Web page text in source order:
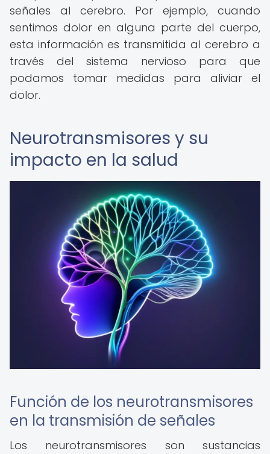
señales al cerebro. Por ejemplo, cuando
sentimos dolor en alguna parte del cuerpo,
esta información es transmitida al cerebro a
través del sistema nervioso para que
podamos tomar medidas para aliviar el
dolor.
Neurotransmisores y su
impacto en la salud
Función de los neurotransmisores
en la transmisión de señales
Los neurotransmisores son sustancias